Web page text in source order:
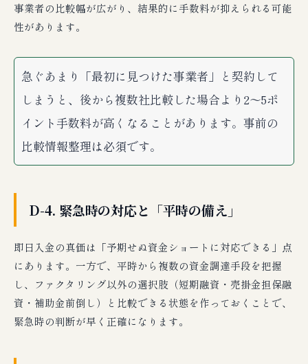
事業者の比較幅が広がり、結果的に手数料が抑えられる可能
性があります。
急ぐあまり「最初に見つけた事業者」と契約して
しまうと、後から複数社比較した場合より2〜5ポ
イント手数料が高くなることがあります。事前の
比較情報整理は必須です。
D-4. 緊急時の対応と「平時の備え」
即日入金の真価は「予期せぬ資金ショートに対応できる」点
にあります。一方で、平時から複数の資金調達手段を把握
し、ファクタリング以外の選択肢（短期融資・売掛金担保融
資・補助金前倒し）と比較できる状態を作っておくことで、
緊急時の判断が早く正確になります。